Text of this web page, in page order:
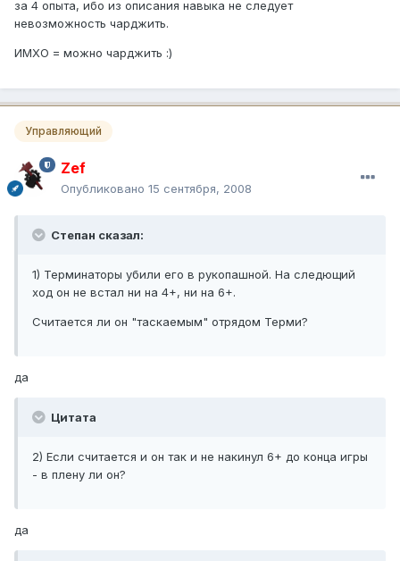
за 4 опыта, ибо из описания навыка не следует
невозможность чарджить.
ИМХО = можно чарджить :)
Управляющий
Zef
Опубликовано 15 сентября, 2008
Степан сказал:
1) Терминаторы убили его в рукопашной. На следющий
ход он не встал ни на 4+, ни на 6+.
Считается ли он "таскаемым" отрядом Терми?
да
Цитата
2) Если считается и он так и не накинул 6+ до конца игры
- в плену ли он?
да